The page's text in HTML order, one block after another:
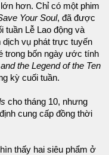
hơn. Chỉ có một phim
Your Soul, đã được
tuần Lễ Lao động và
vụ phát trực tuyến
trong bốn ngày ước tính
the Legend of the Ten
kỳ cuối tuần.
cho tháng 10, nhưng
cung cấp đồng thời
thấy hai siêu phẩm ở